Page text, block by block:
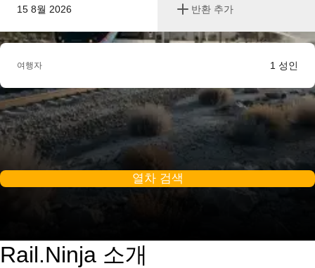
15 8월 2026 반환 추가
여행자 1 성인
열차 검색
Rail.Ninja 소개